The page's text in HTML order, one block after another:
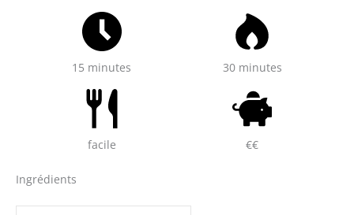
15 minutes 30 minutes
facile €€
Ingrédients